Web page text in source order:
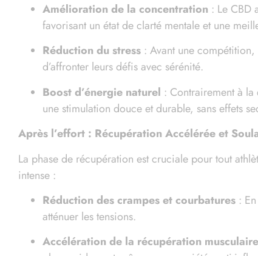
Amélioration de la concentration : Le CBD
favorisant un état de clarté mentale et une
Réduction du stress : Avant une
d’affronter leurs défis avec sérénité.
Boost d’énergie naturel : Contrairement à
une stimulation douce et durable, sans effets
Après l’effort : Récupération Accélérée et
La phase de récupération est cruciale pour tout
intense :
Réduction des crampes et courbatures :
atténuer les tensions.
Accélération de la récupération musculaire